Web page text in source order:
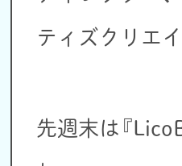
ティズクリエ
先週末は『